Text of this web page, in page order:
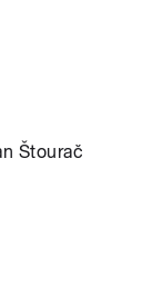
Štourač